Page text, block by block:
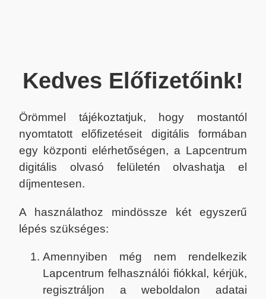
Kedves Előfizetőink!
Örömmel tájékoztatjuk, hogy mostantól
nyomtatott előfizetéseit digitális formában
egy központi elérhetőségen, a Lapcentrum
digitális olvasó felületén olvashatja el
díjmentesen.
A használathoz mindössze két egyszerű
lépés szükséges:
Amennyiben még nem rendelkezik
Lapcentrum felhasználói fiókkal, kérjük,
regisztráljon a weboldalon adatai